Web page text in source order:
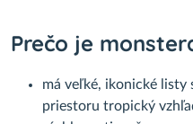
Prečo je
má veľké, ikonické listy
priestoru tropický